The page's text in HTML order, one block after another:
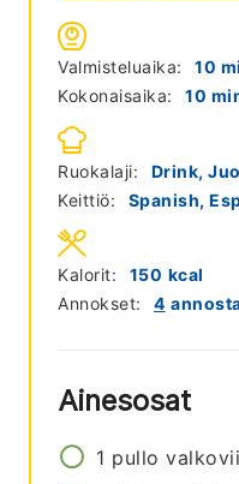
Valmisteluaika: 10
Kokonaisaika:
10
Ruokalaji:
Drink,
Keittiö:
Spanish,
Annokset: 4
Kalorit: 150 kcal
Ainesosat
1 pullo